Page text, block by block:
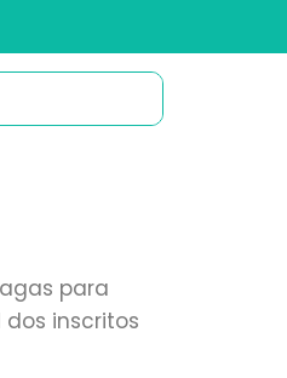
para
inscritos